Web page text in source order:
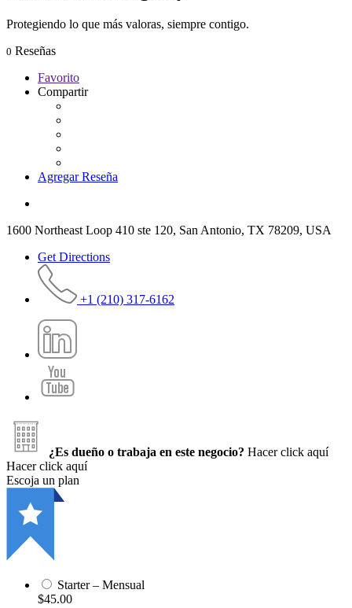
Protegiendo lo que más valoras, siempre contigo.
0 Reseñas
Favorito
Compartir
Agregar Reseña
1600 Northeast Loop 410 ste 120, San Antonio, TX 78209, USA
Get Directions
+1 (210) 317-6162​
¿Es dueño o trabaja en este negocio? Hacer click aquí
Hacer click aquí
Escoja un plan
Starter – Mensual
$45.00